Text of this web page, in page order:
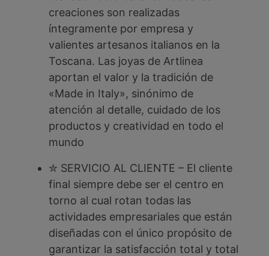
creaciones son realizadas
íntegramente por empresa y
valientes artesanos italianos en la
Toscana. Las joyas de Artlinea
aportan el valor y la tradición de
«Made in Italy», sinónimo de
atención al detalle, cuidado de los
productos y creatividad en todo el
mundo
✮ SERVICIO AL CLIENTE – El cliente
final siempre debe ser el centro en
torno al cual rotan todas las
actividades empresariales que están
diseñadas con el único propósito de
garantizar la satisfacción total y total